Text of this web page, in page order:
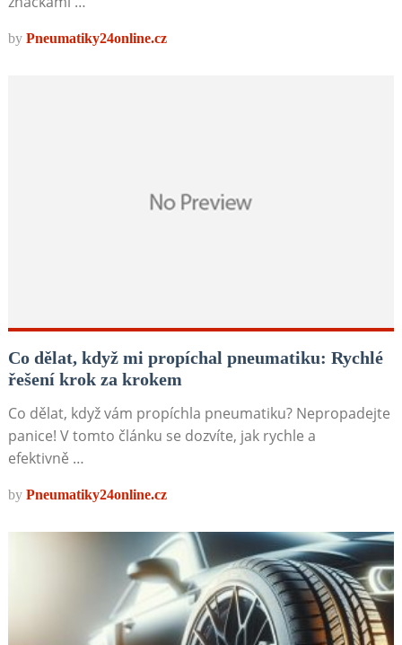
by Pneumatiky24online.cz
Co dělat, když mi propíchal pneumatiku: Rychlé
řešení krok za krokem
Co dělat, když vám propíchla pneumatiku? Nepropadejte
panice! V tomto článku se dozvíte, jak rychle a
efektivně …
by Pneumatiky24online.cz